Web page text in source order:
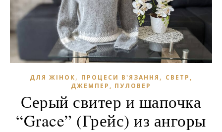
ДЛЯ ЖІНОК, ПРОЦЕСИ В'ЯЗАННЯ , СВЕТР,
ДЖЕМПЕР, ПУЛОВЕР
Серый свитер и шапочка
“Grace” (Грейс) из ангоры